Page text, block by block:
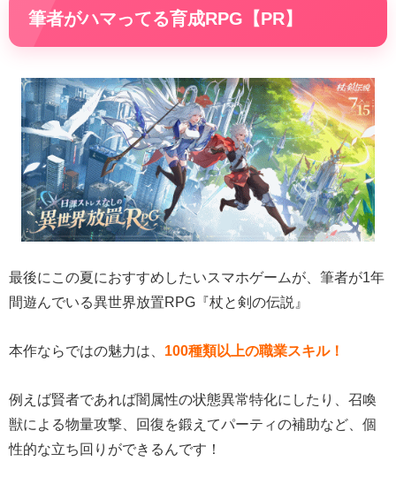
筆者がハマってる育成RPG【PR】
最後にこの夏におすすめしたいスマホゲームが、筆者が1年
間遊んでいる異世界放置RPG『杖と剣の伝説』
本作ならではの魅力は、 100種類以上の職業スキル！
例えば賢者であれば闇属性の状態異常特化にしたり、召喚
獣による物量攻撃、回復を鍛えてパーティの補助など、個
性的な立ち回りができるんです！